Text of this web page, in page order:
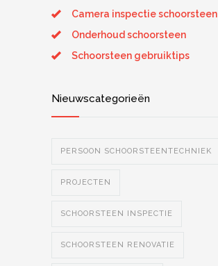
Camera inspectie schoorsteen
Onderhoud schoorsteen
Schoorsteen gebruiktips
Nieuwscategorieën
PERSOON SCHOORSTEENTECHNIEK
PROJECTEN
SCHOORSTEEN INSPECTIE
SCHOORSTEEN RENOVATIE